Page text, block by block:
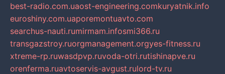
best-radio.com.uaost-engineering.comkuryatnik.info
euroshiny.com.uaporemontuavto.com
searchus-nauti.rumirmam.infosmi366.ru
transgazstroy.ruorgmanagement.orgyes-fitness.ru
xtreme-rp.ruwasdpvp.ruvoda-otri.rutishinapve.ru
orenferma.ruavtoservis-avgust.rulord-tv.ru